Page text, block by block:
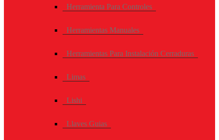
Herramienta Para Controles
Herramientas Manuales
Herramientas Para Instalación Cerraduras
Limas
Lishi
Llaves Guias